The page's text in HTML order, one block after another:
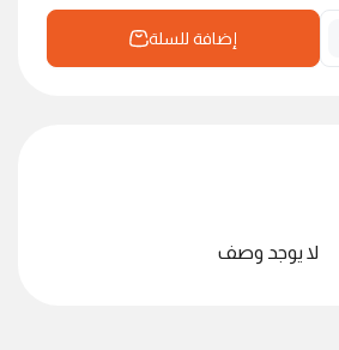
إضافة للسلة
لا يوجد وصف